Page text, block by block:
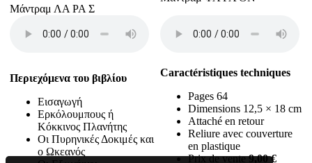
Μάντραμ ΛΑ ΡΑ Σ
Περιεχόμενα του βιβλίου
Εισαγωγή
Ερκόλουμπους ή
Κόκκινος Πλανήτης
Οι Πυρηνικές Δοκιμές και
ο Ωκεανός
Caractéristiques techniques
Pages 64
Dimensions 12,5 × 18 cm
Attaché en retour
Reliure avec couverture
en plastique
Prix de vente9,00 €